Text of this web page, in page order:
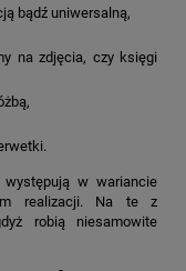
bądź uniwersalną,
na zdjęcia, czy księgi
w wariancie
realizacji. Na te z
robią niesamowite